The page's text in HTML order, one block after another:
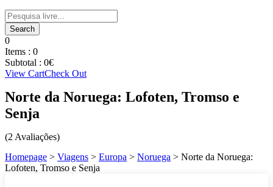
0
Items : 0
Subtotal : 0€
View CartCheck Out
Norte da Noruega: Lofoten, Tromso e
Senja
(2 Avaliações)
Homepage > Viagens > Europa > Noruega > Norte da Noruega:
Lofoten, Tromso e Senja